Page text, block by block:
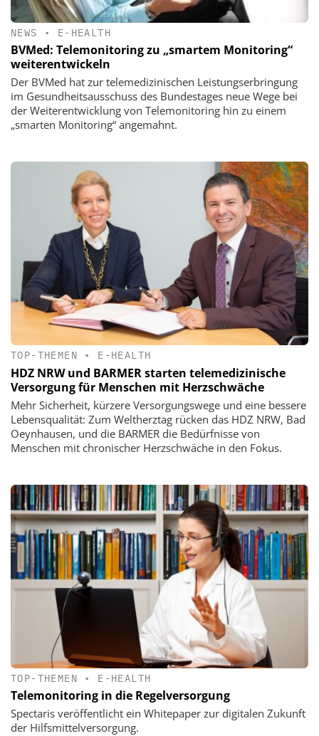
NEWS • E-HEALTH
BVMed: Telemonitoring zu „smartem Monitoring“
weiterentwickeln
Der BVMed hat zur telemedizinischen Leistungserbringung
im Gesundheitsausschuss des Bundestages neue Wege bei
der Weiterentwicklung von Telemonitoring hin zu einem
„smarten Monitoring“ angemahnt.
TOP-THEMEN • E-HEALTH
HDZ NRW und BARMER starten telemedizinische
Versorgung für Menschen mit Herzschwäche
Mehr Sicherheit, kürzere Versorgungswege und eine bessere
Lebensqualität: Zum Weltherztag rücken das HDZ NRW, Bad
Oeynhausen, und die BARMER die Bedürfnisse von
Menschen mit chronischer Herzschwäche in den Fokus.
TOP-THEMEN • E-HEALTH
Telemonitoring in die Regelversorgung
Spectaris veröffentlicht ein Whitepaper zur digitalen Zukunft
der Hilfsmittelversorgung.